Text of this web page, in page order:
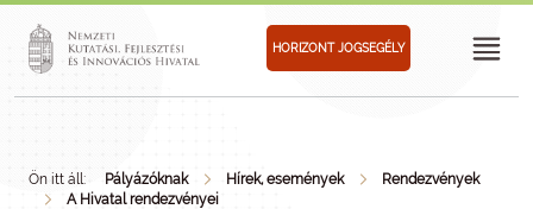
HORIZONT JOGSEGÉLY
Ön itt áll: Pályázóknak Hírek, események
Rendezvények
A Hivatal rendezvényei